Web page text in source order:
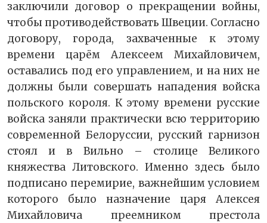
заключили договор о прекращении войны,
чтобы противодействовать Швеции. Согласно
договору, города, захваченные к этому
времени царём Алексеем Михайловичем,
оставались под его управлением, и на них не
должны были совершать нападения войска
польского короля. К этому времени русские
войска заняли практически всю территорию
современной Белоруссии, русский гарнизон
стоял и в Вильно – столице Великого
княжества Литовского. Именно здесь было
подписано перемирие, важнейшим условием
которого было назначение царя Алексея
Михайловича преемником престола